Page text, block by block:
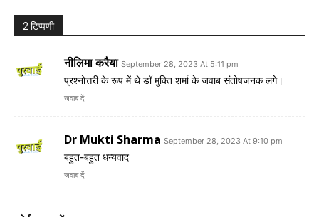
2 टिप्पणी
नीलिमा करैया September 28, 2023 At 5:11 pm
प्रश्नोत्तरी के रूप में थे डॉ मुक्ति शर्मा के जवाब संतोषजनक लगे।
जवाब दें
Dr Mukti Sharma September 28, 2023 At 9:10 pm
बहुत-बहुत धन्यवाद
जवाब दें